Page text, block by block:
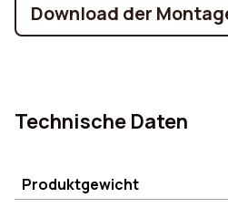
Download der
Technische Daten
Produktgewicht